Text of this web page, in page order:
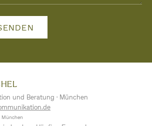
und Beratung · München
München